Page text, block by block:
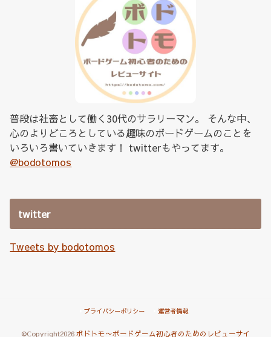
普段は社畜として働く30代のサラリーマン。 そんな中、
心のよりどころとしている趣味のボードゲームのことを
いろいろ書いていきます！ twitterもやってます。
@bodotomos
twitter
Tweets by bodotomos
プライバシーポリシー 運営者情報
©Copyright2026ボドトモ〜ボードゲーム初心者のためのレビューサイ